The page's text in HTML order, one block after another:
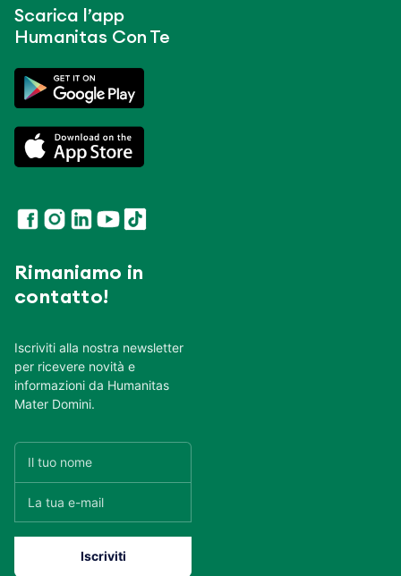
Scarica l’app
Humanitas Con Te
Rimaniamo in
contatto!
Iscriviti alla nostra newsletter
per ricevere novità e
informazioni da Humanitas
Mater Domini.